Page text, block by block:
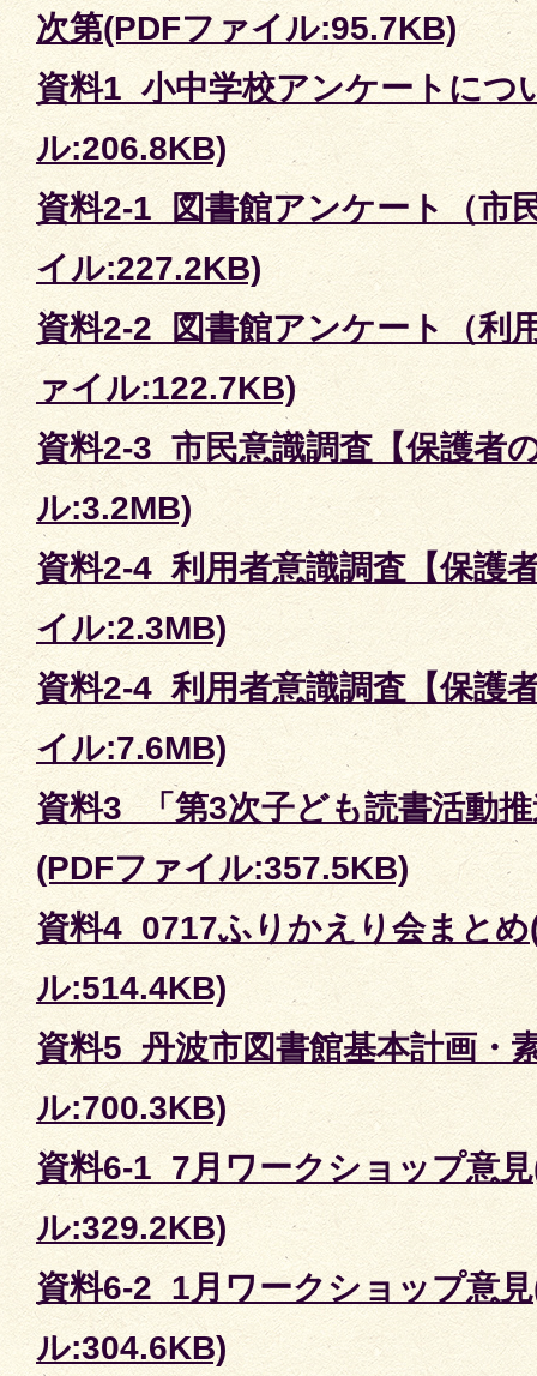
次第(PDFファイル:95.7KB)
資料1_小中学校アンケートにつ
ル:206.8KB)
資料2-1_図書館アンケート（市
イル:227.2KB)
資料2-2_図書館アンケート（利
ァイル:122.7KB)
資料2-3_市民意識調査【保護者
ル:3.2MB)
資料2-4_利用者意識調査【保護
イル:2.3MB)
資料2-4_利用者意識調査【保護
イル:7.6MB)
資料3_「第3次子ども読書活動
(PDFファイル:357.5KB)
資料4_0717ふりかえり会まと
ル:514.4KB)
資料5_丹波市図書館基本計画・
ル:700.3KB)
資料6-1_7月ワークショップ意
ル:329.2KB)
資料6-2_1月ワークショップ意
ル:304.6KB)